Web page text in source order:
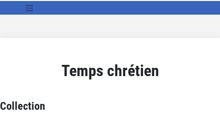
Temps chrétien
Collection